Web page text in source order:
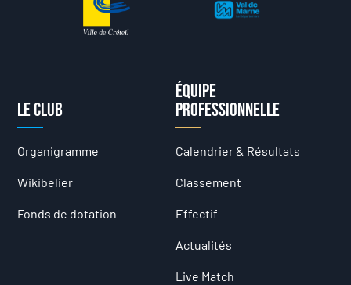
Le club
Organigramme
Wikibelier
Fonds de dotation
Équipe
professionnelle
Calendrier & Résultats
Classement
Effectif
Actualités
Live Match